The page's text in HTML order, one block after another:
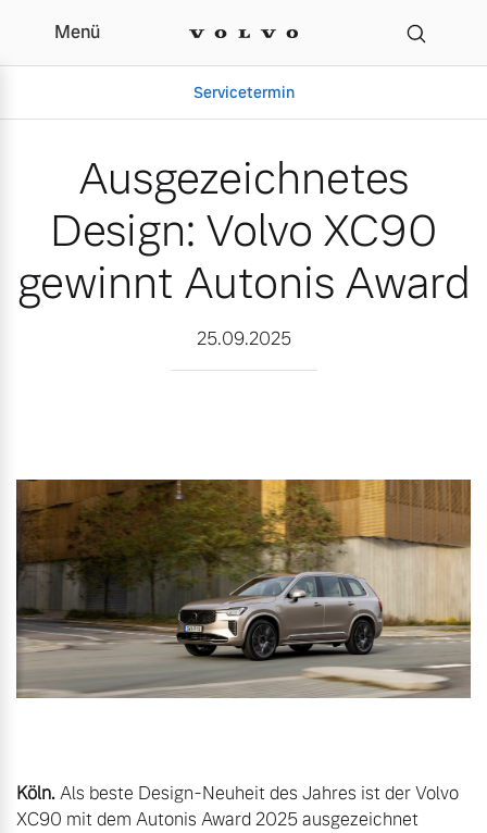
Ausgezeichnetes
Menü
Servicetermin
Aktuelle Zubehörangebote
Volvo Gebrauchtwagenbörse
Gebrauchtwagen
Aktuelle Zubehörangebote
Zubehörkatalog
Service by Volvo
Unser Team
Unsere News & Events
Ausgezeichnetes
Design: Volvo XC90
gewinnt Autonis Award
25.09.2025
Köln. Als beste Design-Neuheit des Jahres ist der Volvo
XC90 mit dem Autonis Award 2025 ausgezeichnet